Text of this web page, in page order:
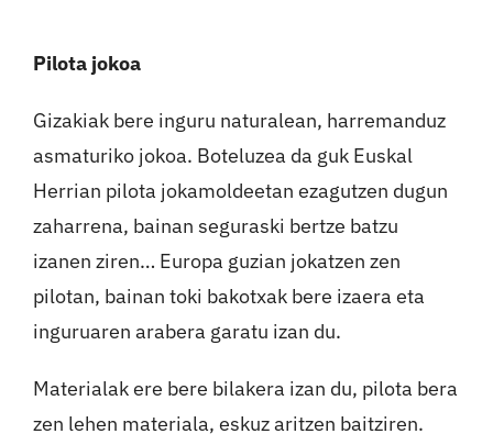
Pilota jokoa
Gizakiak bere inguru naturalean, harremanduz
asmaturiko jokoa. Boteluzea da guk Euskal
Herrian pilota jokamoldeetan ezagutzen dugun
zaharrena, bainan seguraski bertze batzu
izanen ziren… Europa guzian jokatzen zen
pilotan, bainan toki bakotxak bere izaera eta
inguruaren arabera garatu izan du.
Materialak ere bere bilakera izan du, pilota bera
zen lehen materiala, eskuz aritzen baitziren.